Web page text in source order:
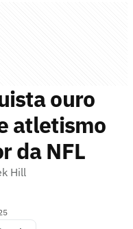
ouro
atletismo
da NFL
Hill